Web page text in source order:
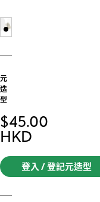
元
造
型
$45.00
HKD
登入 / 登記元造型